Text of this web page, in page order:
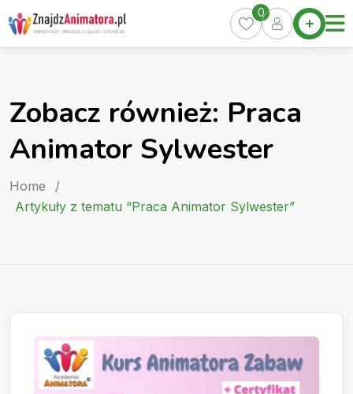
Skip
to
content
Home
Oferty
Pakiety
Kurs
Artykuły
0
Zobacz również: Praca
Animator Sylwester
Home
/
Artykuły z tematu “Praca Animator Sylwester”